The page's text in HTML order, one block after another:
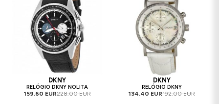
DKNY
RELÓGIO DKNY NOLITA
159.60 EUR228.00 EUR
DKNY
RELÓGIO DKNY
134.40 EUR192.00 EUR